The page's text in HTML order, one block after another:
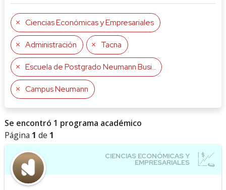
Ciencias Económicas y Empresariales
Administración Tacna
Escuela de Postgrado Neumann Business School
Campus Neumann
Se encontró 1 programa académico
Página 1 de 1